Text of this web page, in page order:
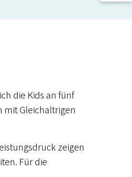
die Kids an fünf
mit Gleichaltrigen
zeigen
Für die